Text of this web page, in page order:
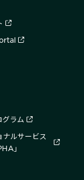
グラム
ナルサービス
」